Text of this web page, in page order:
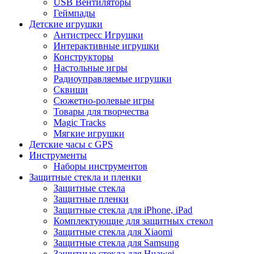
Геймпады
Детские игрушки
Антистресс Игрушки
Интерактивные игрушки
Конструкторы
Настольные игры
Радиоуправляемые игрушки
Сквиши
Сюжетно-ролевые игры
Товары для творчества
Magic Tracks
Мягкие игрушки
Детские часы с GPS
Инструменты
Наборы инструментов
Защитные стекла и пленки
Защитные стекла
Защитные пленки
Защитные стекла для iPhone, iPad
Комплектующие для защитных стекол
Защитные стекла для Xiaomi
Защитные стекла для Samsung